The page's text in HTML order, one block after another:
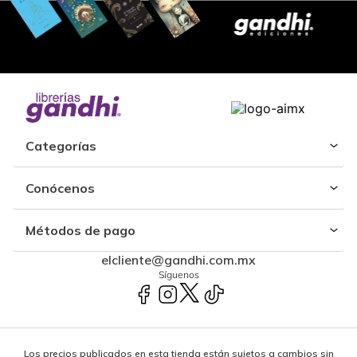
Categorías
Conócenos
Métodos de pago
elcliente@gandhi.com.mx
Síguenos
Los precios publicados en esta tienda están sujetos a cambios sin